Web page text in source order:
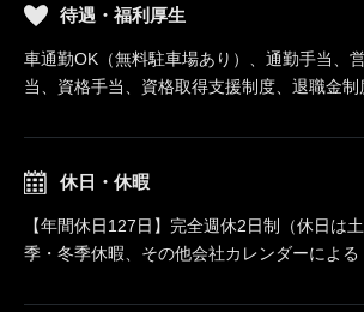
待遇・福利厚生
車通勤OK（無料駐車場あり）、通勤手当、
当、資格手当、資格取得支援制度、退職金制
休日・休暇
【年間休日127日】完全週休2日制（休日は
季・冬季休暇、その他会社カレンダーによる